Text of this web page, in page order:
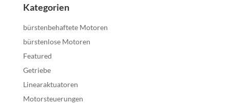
Kategorien
bürstenbehaftete Motoren
bürstenlose Motoren
Featured
Getriebe
Linearaktuatoren
Motorsteuerungen